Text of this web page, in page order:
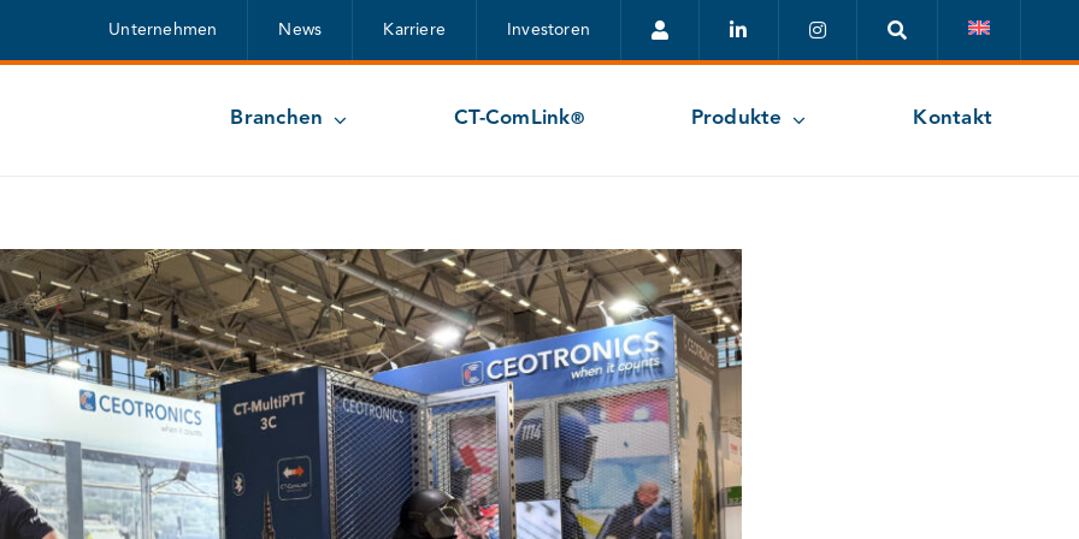
Unternehmen News Karriere Investoren
Branchen CT-ComLink® Produkte Kontakt